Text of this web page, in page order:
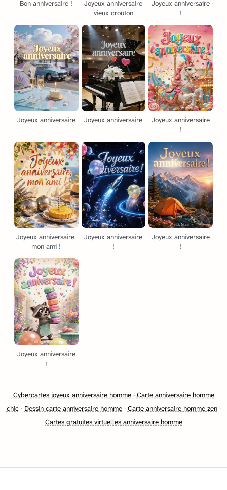
Bon anniversaire !
Joyeux anniversaire
vieux crouton
Joyeux anniversaire
!
Joyeux anniversaire Joyeux anniversaire
Joyeux anniversaire
!
Joyeux anniversaire,
mon ami !
Joyeux anniversaire
!
Joyeux anniversaire
!
Joyeux anniversaire
!
Cybercartes joyeux anniversaire homme· Carte anniversaire homme
chic · Dessin carte anniversaire homme· Carte anniversaire homme zen·
Cartes gratuites virtuelles anniversaire homme